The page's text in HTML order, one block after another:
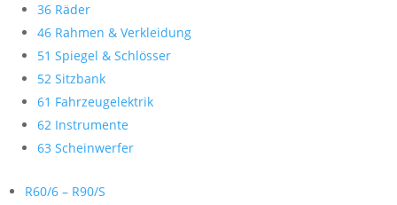
36 Räder
46 Rahmen & Verkleidung
51 Spiegel & Schlösser
52 Sitzbank
61 Fahrzeugelektrik
62 Instrumente
63 Scheinwerfer
R60/6 – R90/S